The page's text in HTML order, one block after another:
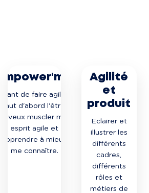
Empower'me
Avant de faire agile il
faut d'abord l'être.
Je veux muscler mon
esprit agile et
apprendre à mieux
me connaître.
Agilité
et
produit
Eclairer et
illustrer les
différents
cadres,
différents
rôles et
métiers de